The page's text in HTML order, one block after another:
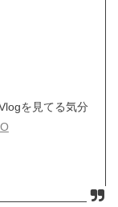
を見てる気分